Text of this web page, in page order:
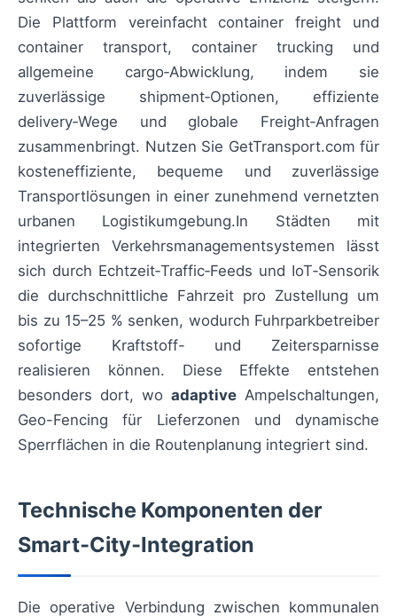
Die Plattform vereinfacht container freight und
container transport, container trucking und
allgemeine cargo‑Abwicklung, indem sie
zuverlässige shipment‑Optionen, effiziente
delivery‑Wege und globale Freight‑Anfragen
zusammenbringt. Nutzen Sie GetTransport.com für
kosteneffiziente, bequeme und zuverlässige
Transportlösungen in einer zunehmend vernetzten
urbanen Logistikumgebung.In Städten mit
integrierten Verkehrsmanagementsystemen lässt
sich durch Echtzeit‑Traffic‑Feeds und IoT‑Sensorik
die durchschnittliche Fahrzeit pro Zustellung um
bis zu 15–25 % senken, wodurch Fuhrparkbetreiber
sofortige Kraftstoff- und Zeitersparnisse
realisieren können. Diese Effekte entstehen
besonders dort, wo adaptive Ampelschaltungen,
Geo-Fencing für Lieferzonen und dynamische
Sperrflächen in die Routenplanung integriert sind.
Technische Komponenten der
Smart‑City‑Integration
Die operative Verbindung zwischen kommunalen